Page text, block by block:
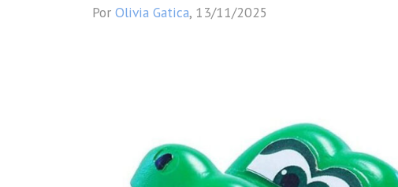
Por Olivia Gatica, 13/11/2025